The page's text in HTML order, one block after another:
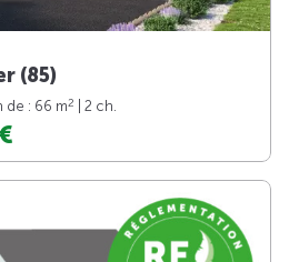
(85)
de : 66 m2
| 2 ch.